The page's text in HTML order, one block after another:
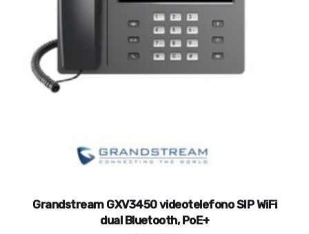
Grandstream GXV3450 videotelefono SIP WiFi
dual Bluetooth, PoE+